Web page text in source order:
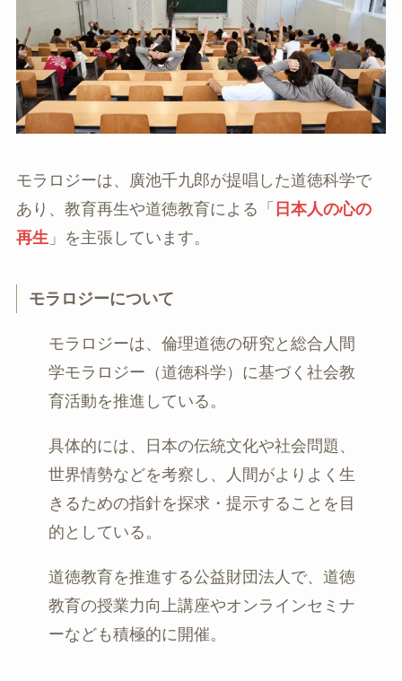
モラロジーは、廣池千九郎が提唱した道徳科学で
あり、教育再生や道徳教育による「 日本人の心の
再生」を主張しています。
モラロジーについて
モラロジーは、倫理道徳の研究と総合人間
学モラロジー（道徳科学）に基づく社会教
育活動を推進している。
具体的には、日本の伝統文化や社会問題、
世界情勢などを考察し、人間がよりよく生
きるための指針を探求・提示することを目
的としている。
道徳教育を推進する公益財団法人で、道徳
教育の授業力向上講座やオンラインセミナ
ーなども積極的に開催。